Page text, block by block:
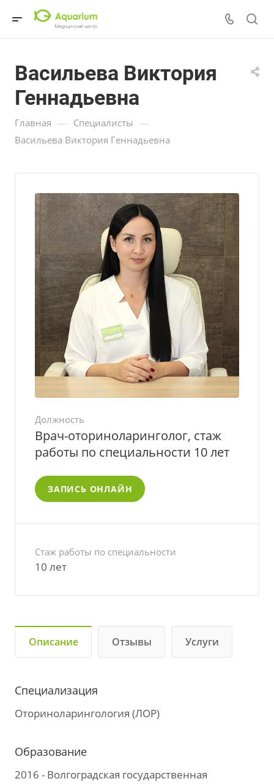
Васильева Виктория
Геннадьевна
Главная — Специалисты —
Васильева Виктория Геннадьевна
Должность
Врач-оториноларинголог, стаж
работы по специальности 10 лет
ЗАПИСЬ ОНЛАЙН
Стаж работы по специальности
10 лет
Описание Отзывы Услуги
Специализация
Оториноларингология (ЛОР)
Образование
2016 - Волгоградская государственная